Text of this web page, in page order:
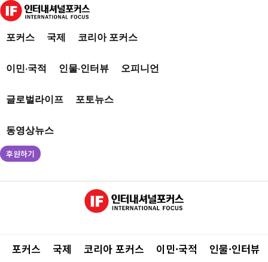
포커스 국제 코리아 포커스
이민·국적 인물·인터뷰 오피니언
글로벌라이프 포토뉴스
동영상뉴스
후원하기
포커스 국제 코리아 포커스 이민·국적 인물·인터뷰